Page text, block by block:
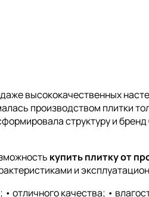
высококачественных
производством плитки
структуру и
купить плитку от
и
отличного качества; •